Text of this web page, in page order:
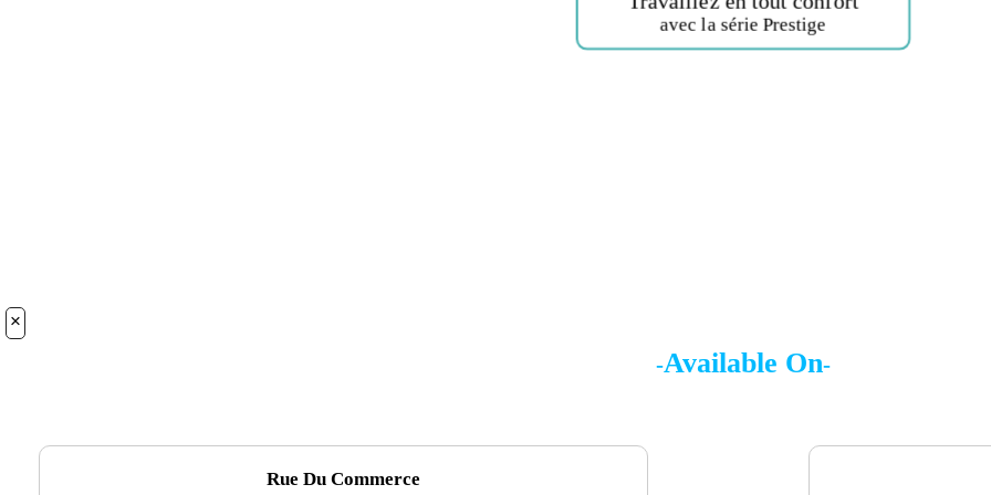
avec la série Prestige
×
Available On
Rue Du Commerce